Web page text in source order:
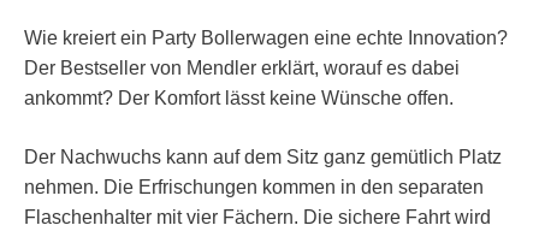
Wie kreiert ein Party Bollerwagen eine echte Innovation?
Der Bestseller von Mendler erklärt, worauf es dabei
ankommt? Der Komfort lässt keine Wünsche offen.
Der Nachwuchs kann auf dem Sitz ganz gemütlich Platz
nehmen. Die Erfrischungen kommen in den separaten
Flaschenhalter mit vier Fächern. Die sichere Fahrt wird